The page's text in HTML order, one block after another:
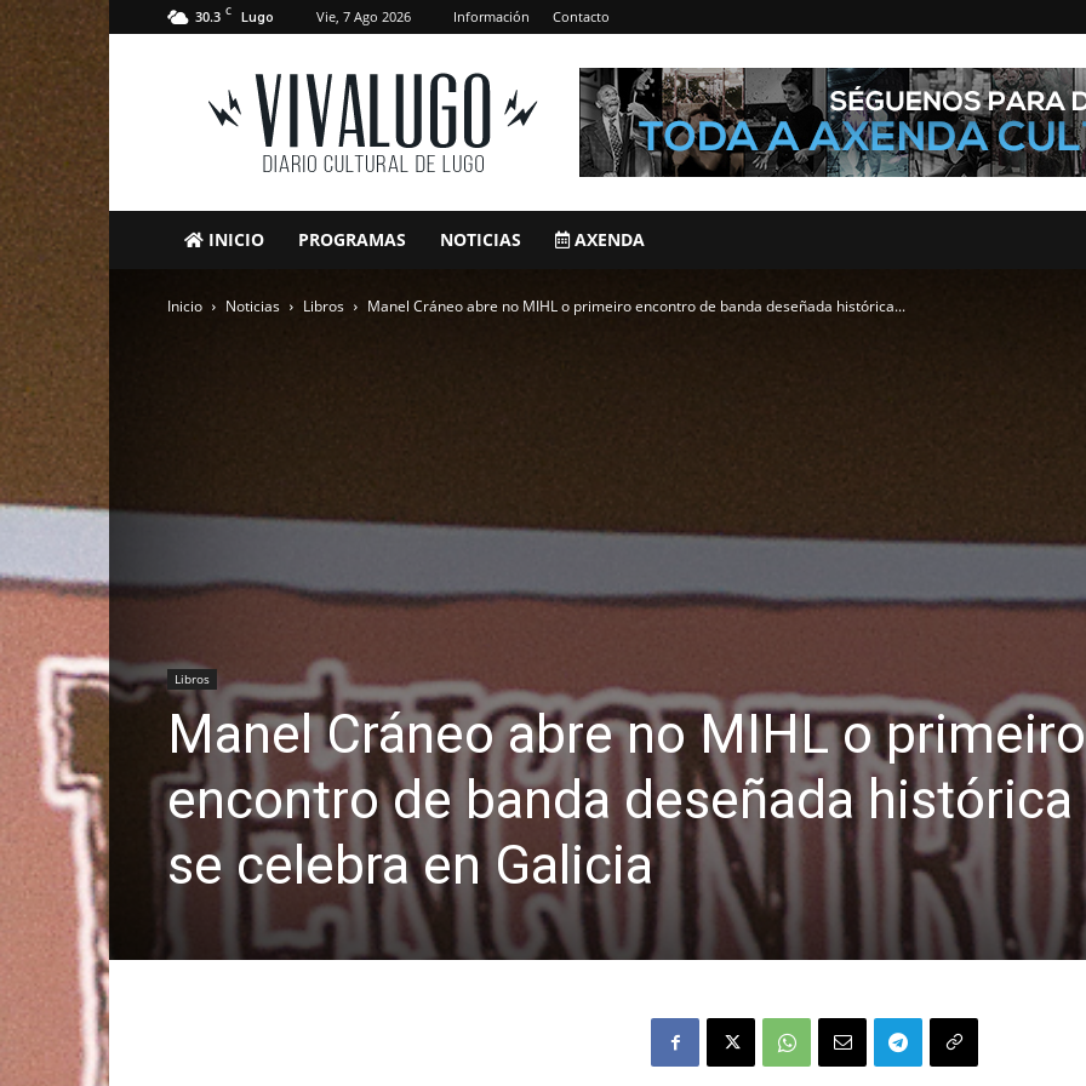
30.3 C Lugo Vie, 7 Ago 2026 Información Contacto
VivaLugo
INICIO PROGRAMAS NOTICIAS AXENDA
Inicio Noticias Libros Manel Cráneo abre no MIHL o primeiro encontro de banda deseñada histórica...
Libros
Manel Cráneo abre no MIHL o primeiro
encontro de banda deseñada histórica
se celebra en Galicia